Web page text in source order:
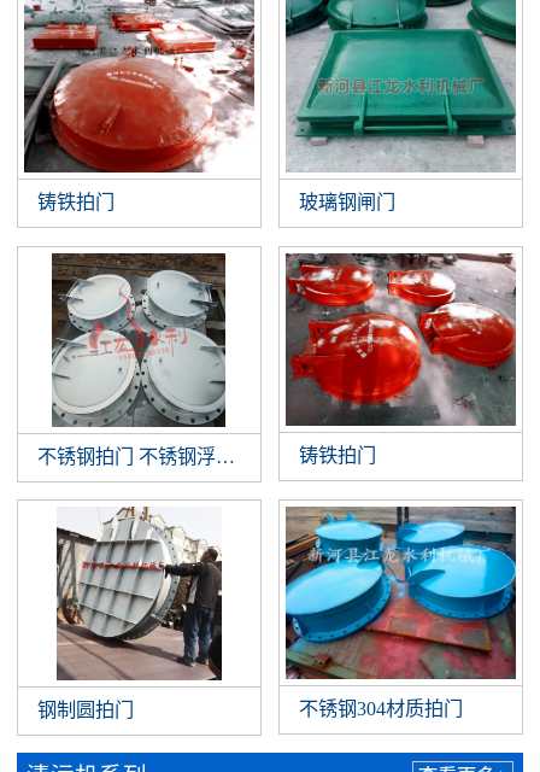
铸铁拍门 玻璃钢闸门
不锈钢拍门 不锈钢浮箱拍门 钢制拍门厂家批发
铸铁拍门
钢制圆拍门 不锈钢304材质拍门